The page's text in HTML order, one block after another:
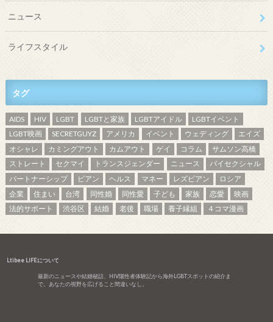
ニュース
ライフスタイル
タグ
AIDS HIV LGBT LGBTと家族 LGBTアイドル
LGBTイベント
LGBT映画
SECRETGUYZ アメリカ イベント ウェディング
エイズ
オシャレ
カミングアウト カムアウト ゲイ コラム
サムソン高橋
ストレート
セクマイ トランスジェンダー ニュース
バイセクシャル
パートナーシップ
ビアン ヘルス マネー レズビアン
ロシア
企業
住まい 台湾 同性婚 同性愛 子ども 家族 恋愛
映画
法的サポート
渋谷区 結婚 老後 職場 養子縁組 ４コマ漫画
Ltibee LIFEについて
最新のニュースや結婚秘話、HIV陽性者体験記から海外LGBTスポットの紹介ま
で。あなたの視野を広げること間違いなし。